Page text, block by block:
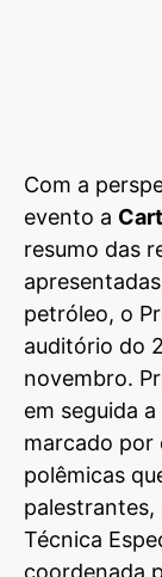
Com a
evento a
resumo das
petróleo, o
auditório do
novembro.
em seguida
marcado por
polêmicas
palestrantes,
Técnica